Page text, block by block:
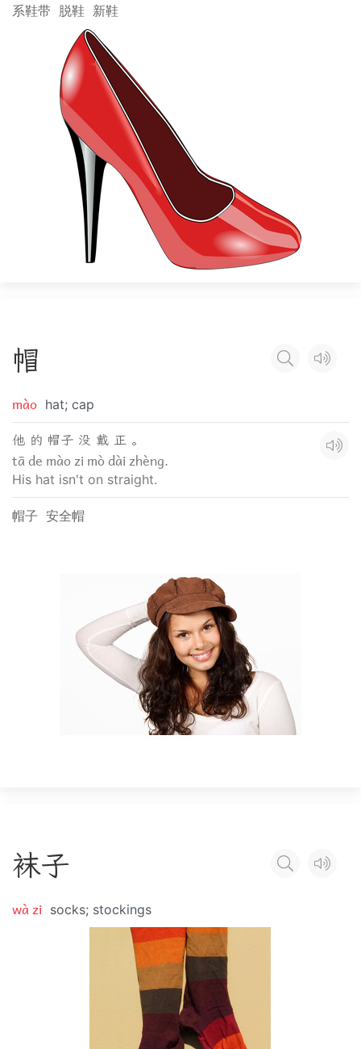
系鞋带 脱鞋 新鞋
帽
mào hat; cap
他 的 帽子 没 戴 正 。
tā de mào zi mò dài zhèng.
His hat isn't on straight.
帽子 安全帽
袜子
wà zi socks; stockings